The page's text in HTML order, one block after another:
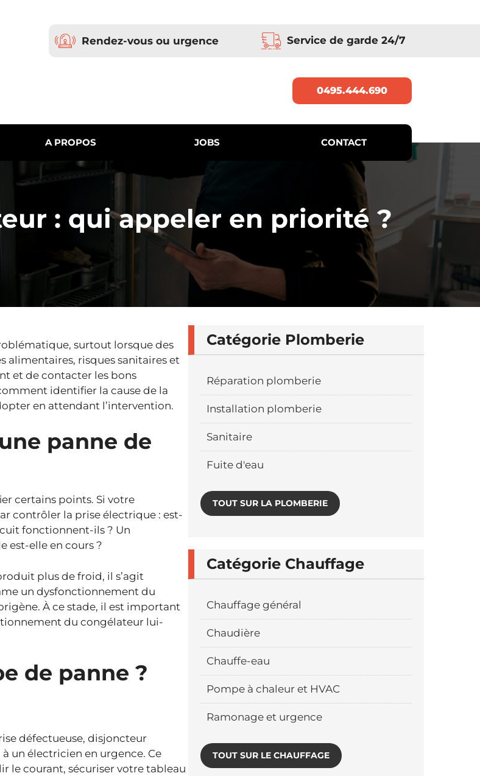
0495.444.690
Rendez-vous ou urgence Service de garde 24/7
A PROPOS JOBS CONTACT
: qui appeler en priorité ?
surtout lorsque des
alimentaires, risques sanitaires et
et de contacter les bons
identifier la cause de la
en attendant l’intervention.
panne de
certains points. Si votre
contrôler la prise électrique : est-
fonctionnent-ils ? Un
est-elle en cours ?
plus de froid, il s’agit
un dysfonctionnement du
À ce stade, il est important
du congélateur lui-
de panne ?
défectueuse, disjoncteur
un électricien en urgence. Ce
le courant, sécuriser votre tableau
Catégorie Plomberie
Réparation plomberie
Installation plomberie
Sanitaire
Fuite d'eau
TOUT SUR LA PLOMBERIE
Catégorie Chauffage
Chauffage général
Chaudière
Chauffe-eau
Pompe à chaleur et HVAC
Ramonage et urgence
TOUT SUR LE CHAUFFAGE